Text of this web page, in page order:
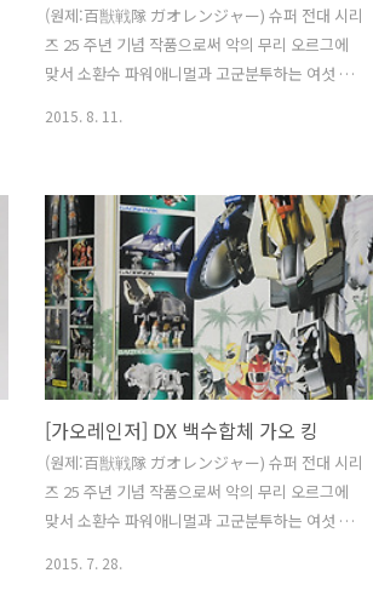
(원제:百獣戦隊 ガオレンジャー) 슈퍼 전대 시리
즈 25 주년 기념 작품으로써 악의 무리 오르그에
맞서 소환수 파워애니멀과 고군분투하는 여섯 전
있을 정도로 그 인기는 대단했습니다.또한 21세기
의 전대 완구를 이야기를 할 때 그 누구도 부정할
수 없는 완구가 바로 의 관련 상품입니다. 는 정크
니 제외 파워애니멀시리즈3 가오 베어 & 폴라2마
리가 들어있는 세트이며 단순 색놀이에 불과하지
만 꽤나 알찬 구성입니다.옆면에는 '가오킹 더블
너클 탄생!!' 이란 문구가 눈에 들어옵니다. 뒷면에
는 기믹 소개와 파워애니멀들이 소개되어 있습니
다. 특이하게도 가오 고릴라는 박스 제작 ..
2015. 8. 11.
[가오레인저] DX 백수합체 가오 킹
(원제:百獣戦隊 ガオレンジャー) 슈퍼 전대 시리
즈 25 주년 기념 작품으로써 악의 무리 오르그에
맞서 소환수 파워애니멀과 고군분투하는 여섯 전
2015. 7. 28.